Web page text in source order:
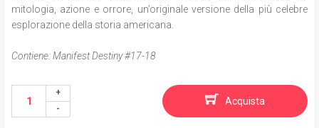
mitologia, azione e orrore, un’originale versione della più celebre
esplorazione della storia americana.
Contiene: Manifest Destiny #17-18
Acquista